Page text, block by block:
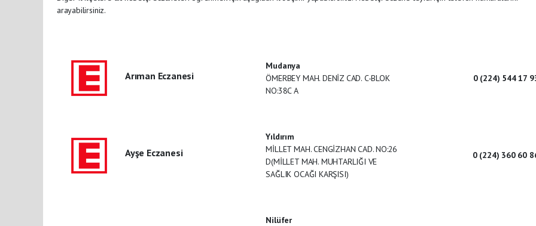
arayabilirsiniz.
Arıman Eczanesi
Mudanya
ÖMERBEY MAH. DENİZ CAD. C-BLOK
NO:38C A
0 (224) 544 17
Ayşe Eczanesi
Yıldırım
MİLLET MAH. CENGİZHAN CAD. NO:26
D(MİLLET MAH. MUHTARLIĞI VE
SAĞLIK OCAĞI KARŞISI)
0 (224) 360 60
Nilüfer